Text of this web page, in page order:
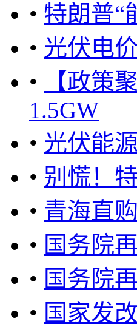
• 特朗普“
• 光伏电
•
【政策
1.5GW
• 光伏能
• 别慌！
• 青海直
• 国务院
• 国务院
• 国家发